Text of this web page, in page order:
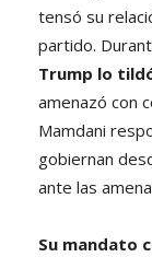
tensó su
partido.
Trump lo
amenazó con
Mamdani
gobiernan
ante las
Su mandato